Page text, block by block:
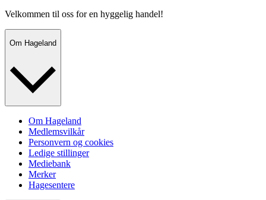
Velkommen til oss for en hyggelig handel!
Om Hageland
Om Hageland
Medlemsvilkår
Personvern og cookies
Ledige stillinger
Mediebank
Merker
Hagesentere